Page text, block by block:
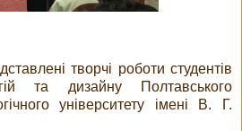
творчі роботи студентів
та дизайну Полтавського
університету імені В. Г.